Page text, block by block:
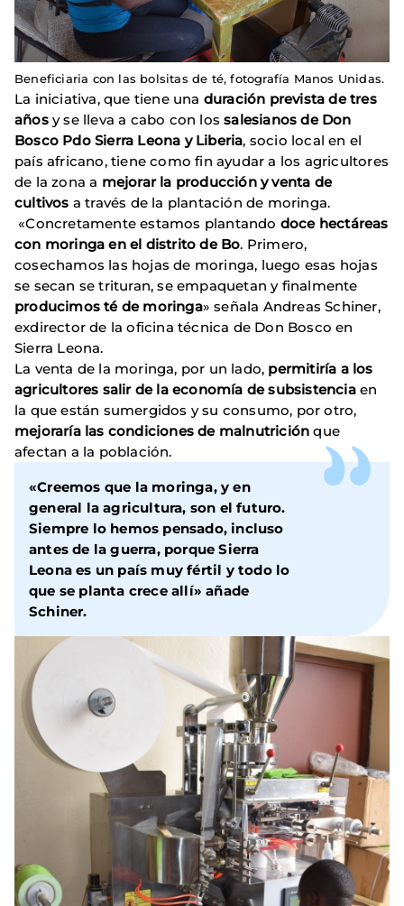
Beneficiaria con las bolsitas de té, fotografía Manos Unidas.
La iniciativa, que tiene una duración prevista de tres
añosy se lleva a cabo con lossalesianos de Don
Bosco Pdo Sierra Leona y Liberia, socio local en el
país africano, tiene como fin ayudar a los agricultores
de la zona a mejorar la producción y venta de
cultivos a través de la plantación de moringa.
«Concretamente estamos plantando doce hectáreas
con moringa en el distrito de Bo. Primero,
cosechamos las hojas de moringa, luego esas hojas
se secan se trituran, se empaquetan y finalmente
producimos té de moringa» señala Andreas Schiner,
exdirector de la oficina técnica de Don Bosco en
Sierra Leona.
La venta de la moringa, por un lado, permitiría a los
agricultores salir de la economía de subsistenciaen
la que están sumergidos y su consumo, por otro,
mejoraría las condiciones de malnutrición que
afectan a la población.
«Creemos que la moringa, y en
general la agricultura, son el futuro.
Siempre lo hemos pensado, incluso
antes de la guerra, porque Sierra
Leona es un país muy fértil y todo lo
que se planta crece allí» añade
Schiner.